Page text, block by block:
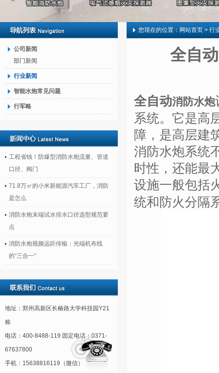
公司新闻
部门新闻
行业新闻
智能水炮常见问题
行军略
工程省钱！防爆型消防水炮流量、管道
口径、阀门
71.8万㎡的小米新能源汽车工厂，消防
是怎么
消防水炮末端试水排水口径选型规范要
点
消防水炮视频远距传输：光端机布线
的“三合一”
地址：郑州高新区长椿路大学科技园Y21
栋
电话：400-8488-119 固定电话：0371-
67637800
手机：15638816119（微信）
您现在的位置： 网站首页 > 行
全自
全自动消防水炮
系统。它是高
障，是高层建
消防水炮系统
时性，还能最
设施一般包括
统和防火分隔